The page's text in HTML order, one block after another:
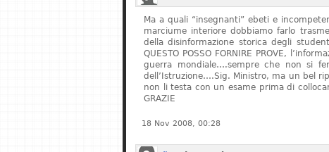
Ma a quali “insegnanti” ebeti e
marciume interiore dobbiamo farlo
della disinformazione storica degli
QUESTO POSSO FORNIRE PROVE,
guerra mondiale….sempre che non si
dell’Istruzione….Sig. Ministro, ma un bel
non li testa con un esame prima di
GRAZIE
18 Nov 2008, 00:28